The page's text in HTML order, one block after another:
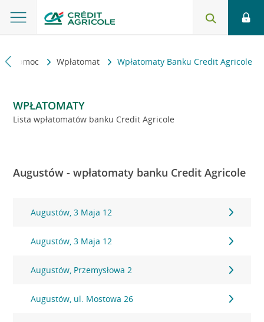
i pomoc Wpłatomat Wpłatomaty Banku Credit Agricole
WPŁATOMATY
Lista wpłatomatów banku Credit Agricole
Augustów - wpłatomaty banku Credit Agricole
Augustów, 3 Maja 12
Augustów, 3 Maja 12
Augustów, Przemysłowa 2
Augustów, ul. Mostowa 26